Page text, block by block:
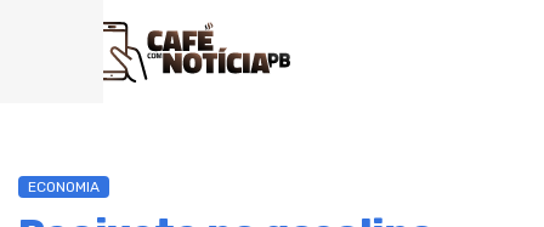
ECONOMIA